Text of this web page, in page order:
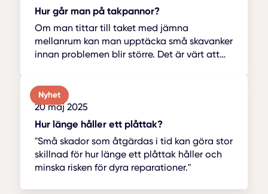
Hur går man på takpannor?
Om man tittar till taket med jämna
mellanrum kan man upptäcka små skavanker
innan problemen blir större. Det är värt att
20 maj 2025
Nyhet
Hur länge håller ett plåttak​?
"Små skador som åtgärdas i tid kan göra stor
skillnad för hur länge ett plåttak håller och
minska risken för dyra reparationer."